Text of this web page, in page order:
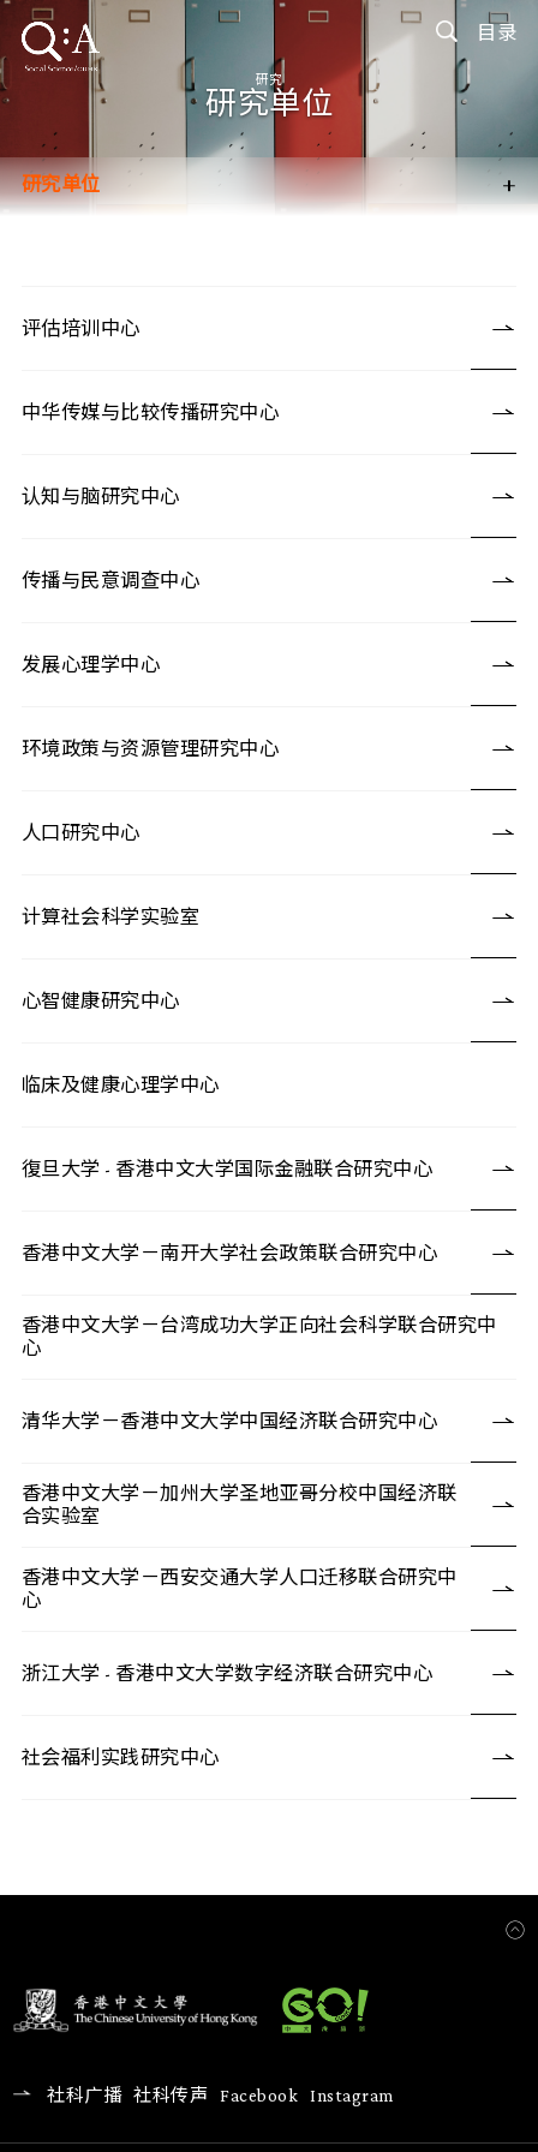
目录
研究
研究单位
研究单位
+
评估培训中心
中华传媒与比较传播研究中心
认知与脑研究中心
传播与民意调查中心
发展心理学中心
环境政策与资源管理研究中心
人口研究中心
计算社会科学实验室
心智健康研究中心
临床及健康心理学中心
復旦大学 - 香港中文大学国际金融联合研究中心
香港中文大学－南开大学社会政策联合研究中心
香港中文大学－台湾成功大学正向社会科学联合研究中
心
清华大学－香港中文大学中国经济联合研究中心
香港中文大学－加州大学圣地亚哥分校中国经济联
合实验室
香港中文大学－西安交通大学人口迁移联合研究中
心
浙江大学 - 香港中文大学数字经济联合研究中心
社会福利实践研究中心
社科广播 社科传声 Facebook Instagram